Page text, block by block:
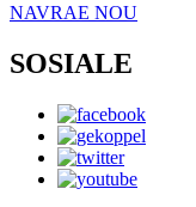
NAVRAE NOU
SOSIALE